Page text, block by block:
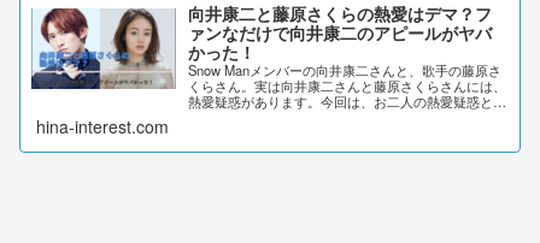
向井康二と藤原さくらの熱愛はデマ？フ
ァンなだけで向井康二のアピールがヤバ
かった！
Snow Manメンバーの向井康二さんと、歌手の藤原さ
くらさん。実は向井康二さんと藤原さくらさんには、
熱愛疑惑があります。今回は、お二人の熱愛疑惑と向
hina-interest.com